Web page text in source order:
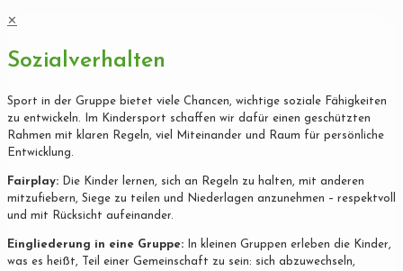
✕
Sozialverhalten
Sport in der Gruppe bietet viele Chancen, wichtige soziale Fähigkeiten
zu entwickeln. Im Kindersport schaffen wir dafür einen geschützten
Rahmen mit klaren Regeln, viel Miteinander und Raum für persönliche
Entwicklung.
Fairplay: Die Kinder lernen, sich an Regeln zu halten, mit anderen
mitzufiebern, Siege zu teilen und Niederlagen anzunehmen – respektvoll
und mit Rücksicht aufeinander.
Eingliederung in eine Gruppe: In kleinen Gruppen erleben die Kinder,
was es heißt, Teil einer Gemeinschaft zu sein: sich abzuwechseln,